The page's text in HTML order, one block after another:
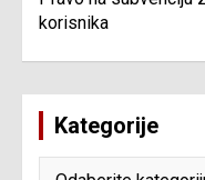
korisnika
Kategorije